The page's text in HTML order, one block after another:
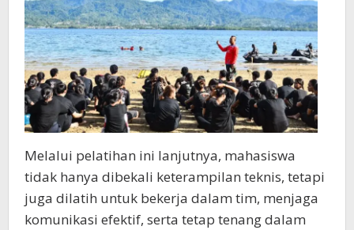
Melalui pelatihan ini lanjutnya, mahasiswa
tidak hanya dibekali keterampilan teknis, tetapi
juga dilatih untuk bekerja dalam tim, menjaga
komunikasi efektif, serta tetap tenang dalam